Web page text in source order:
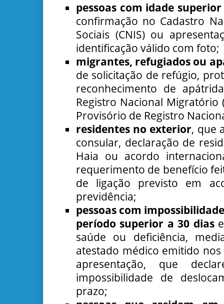
pessoas com idade
confirmação no Cadastro
Sociais (CNIS) ou
identificação válido com foto;
migrantes, refugiados ou
de solicitação de refúgio,
reconhecimento de
Registro Nacional Migratório
Provisório de Registro
residentes no exterior, que
consular, declaração de
Haia ou acordo
requerimento de benefício
de ligação previsto em
previdência;
pessoas com
período superior a 30 dias
saúde ou deficiência,
atestado médico emitido
apresentação, que
impossibilidade de
prazo;